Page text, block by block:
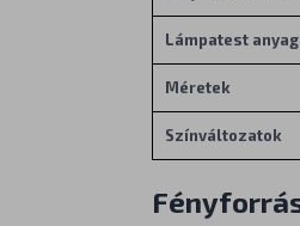
Lámpatest
Méretek
Színváltozatok